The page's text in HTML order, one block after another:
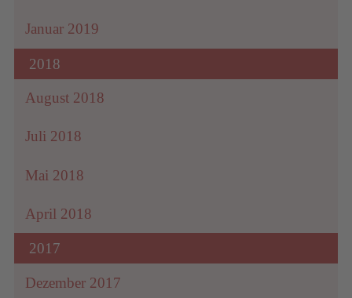
Januar 2019
2018
August 2018
Juli 2018
Mai 2018
April 2018
2017
Dezember 2017